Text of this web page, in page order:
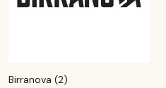
Birranova (2)